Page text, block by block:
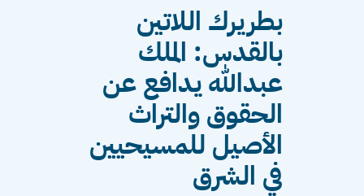
بطريرك اللاتين
بالقدس: الملك
عبدالله يدافع عن
الحقوق والتراث
الأصيل للمسيحيين
في الشرق